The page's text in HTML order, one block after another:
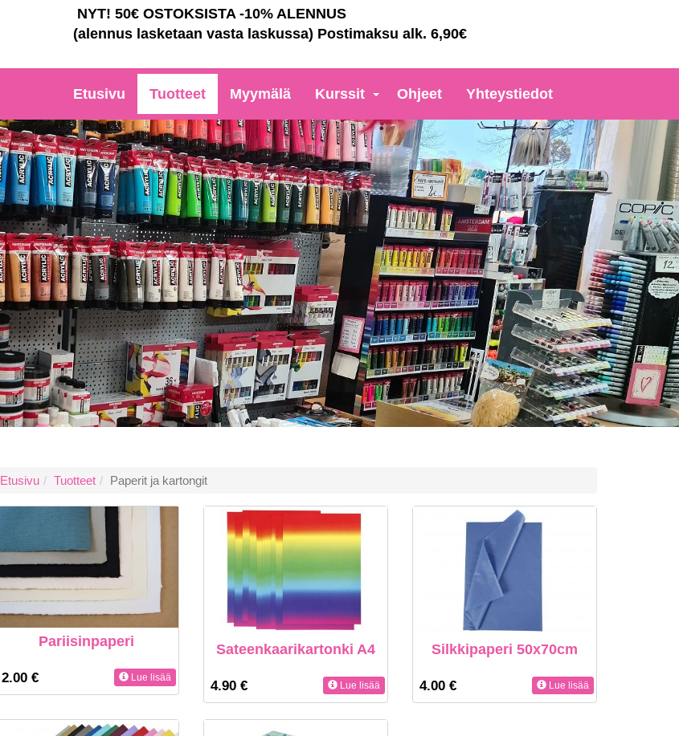
NYT! 50€ OSTOKSISTA -10% ALENNUS
(alennus lasketaan vasta laskussa) Postimaksu alk. 6,90€
Etusivu Tuotteet Myymälä Kurssit Ohjeet Yhteystiedot
Etusivu Tuotteet Paperit ja kartongit
Pariisinpaperi
2.00 € Lue lisää
Sateenkaarikartonki A4
4.90 € Lue lisää
Silkkipaperi 50x70cm
4.00 € Lue lisää